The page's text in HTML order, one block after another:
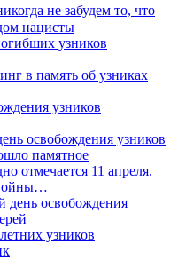
не забудем то, что
нацисты
узников
в память об узниках
узников
освобождения узников
памятное
отмечается 11 апреля.
освобождения
узников